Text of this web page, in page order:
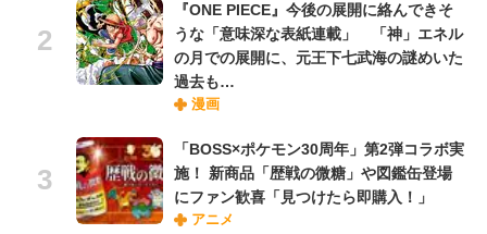
『ONE PIECE』今後の展開に絡んできそ
うな「意味深な表紙連載」 「神」エネル
の月での展開に、元王下七武海の謎めいた
過去も…
漫画
「BOSS×ポケモン30周年」第2弾コラボ実
施！ 新商品「歴戦の微糖」や図鑑缶登場
にファン歓喜「見つけたら即購入！」
アニメ